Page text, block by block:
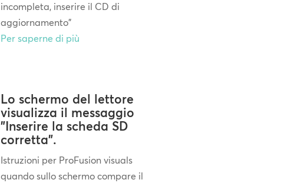
incompleta, inserire il CD di
aggiornamento"
Per saperne di più
Lo schermo del lettore
visualizza il messaggio
"Inserire la scheda SD
corretta".
Istruzioni per ProFusion visuals
quando sullo schermo compare il